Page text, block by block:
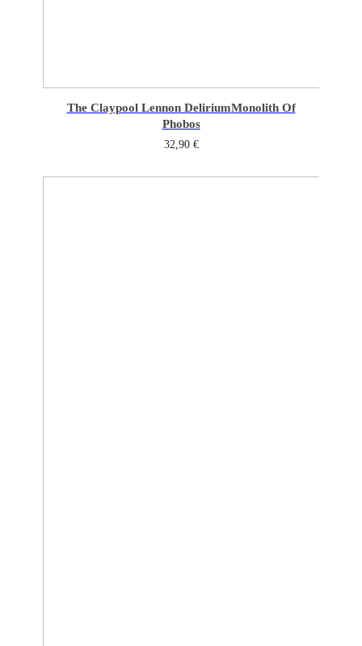
The Claypool Lennon DeliriumMonolith Of
Phobos
32,90 €